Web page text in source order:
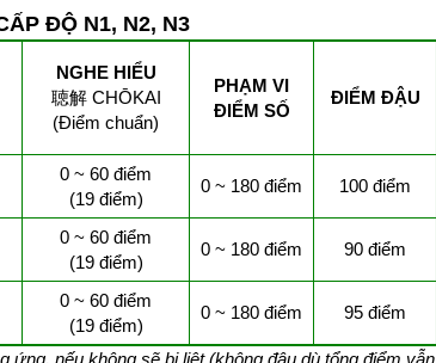
ĐỘ N1, N2, N3
NGHE HIỂU
聴解 CHŌKAI
(Điểm chuẩn)
PHẠM VI
ĐIỂM SỐ
ĐIỂM ĐẬU
0 ~ 60 điểm
(19 điểm)
0 ~ 180 điểm 100 điểm
0 ~ 60 điểm
(19 điểm)
0 ~ 180 điểm 90 điểm
0 ~ 60 điểm
(19 điểm)
0 ~ 180 điểm 95 điểm